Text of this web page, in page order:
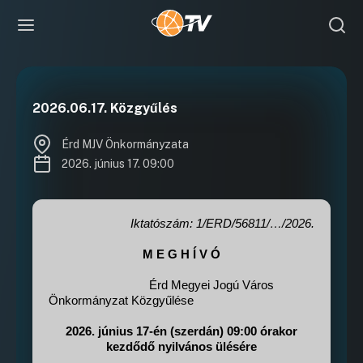
2026.06.17. Közgyűlés
Érd MJV Önkormányzata
2026. június 17. 09:00
Iktatószám: 1/ERD/56811/…/2026.
M E G H Í V Ó
Érd Megyei Jogú Város
Önkormányzat Közgyűlése
2026. június 17-én (szerdán) 09:00 órakor
kezdődő nyilvános ülésére